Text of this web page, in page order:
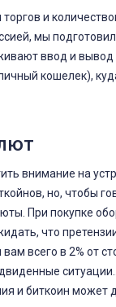
и
мы
ввод и вывод
кошелек),
внимание на
но, чтобы
При покупке
что
всего в 2% от
и биткоин может